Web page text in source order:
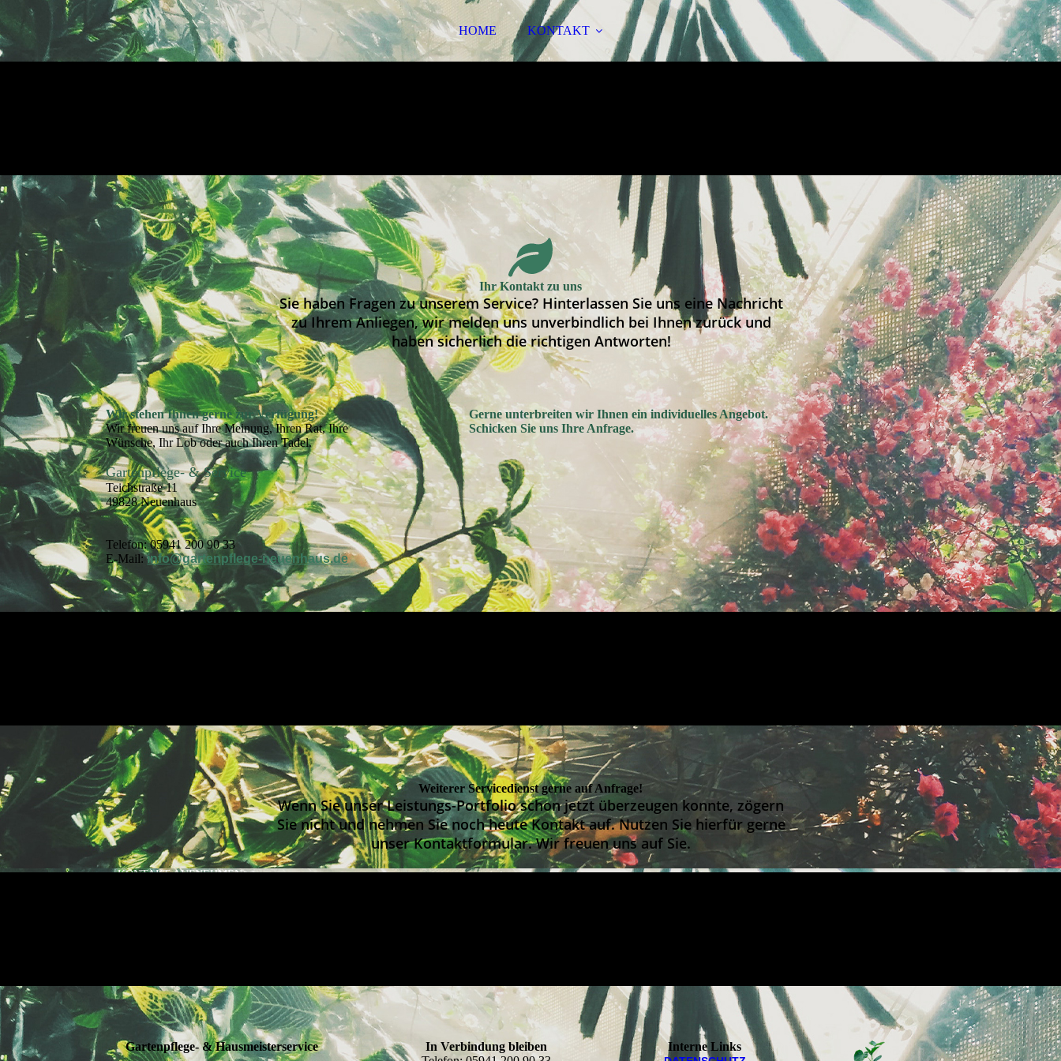
HOME KONTAKT
Ihr Kontakt zu uns
Sie haben Fragen zu unserem Service? Hinterlassen Sie uns eine Nachricht
zu Ihrem Anliegen, wir melden uns unverbindlich bei Ihnen zurück und
haben sicherlich die richtigen Antworten!
Wir stehen Ihnen gerne zur Verfügung!
Wir freuen uns auf Ihre Meinung, Ihren Rat, Ihre
Wünsche, Ihr Lob oder auch Ihren Tadel.
Gartenpflege- & Service
Teichstraße 11
49828 Neuenhaus
Telefon: 05941 200 90 33
E-Mail:info@gartenpflege-neuenhaus.de
Gerne unterbreiten wir Ihnen ein individuelles Angebot.
Schicken Sie uns Ihre Anfrage.
Weiterer Servicedienst gerne auf Anfrage!
Wenn Sie unser Leistungs-Portfolio schon jetzt überzeugen konnte, zögern
Sie nicht und nehmen Sie noch heute Kontakt auf. Nutzen Sie hierfür gerne
unser Kontaktformular. Wir freuen uns auf Sie.
KONTAKT AUFNEHMEN
Gartenpflege- & Hausmeisterservice
In Verbindung bleiben
Interne Links